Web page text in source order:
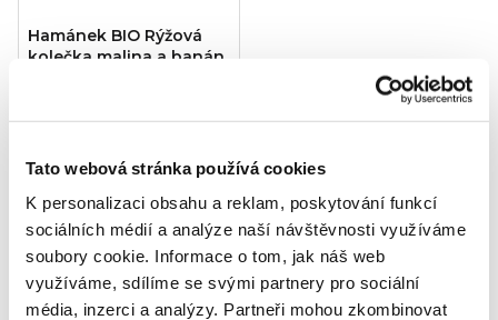
Tato webová stránka používá cookies
K personalizaci obsahu a reklam, poskytování funkcí
sociálních médií a analýze naší návštěvnosti využíváme
soubory cookie. Informace o tom, jak náš web
využíváme, sdílíme se svými partnery pro sociální
média, inzerci a analýzy. Partneři mohou zkombinovat
Hamánek BIO Rýžová
kolečka malina a banán
Detailní popis produktu
Ovocný příkrmod dokončeného 8. měsíce, bez
přidaného cukru
, obsahuje přirozeně se vyskytující
cukry, sterilováno.